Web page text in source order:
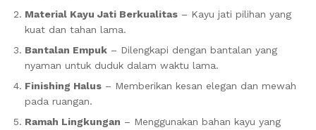
Material Kayu Jati Berkualitas – Kayu jati pilihan yang
kuat dan tahan lama.
Bantalan Empuk – Dilengkapi dengan bantalan yang
nyaman untuk duduk dalam waktu lama.
Finishing Halus – Memberikan kesan elegan dan mewah
pada ruangan.
Ramah Lingkungan – Menggunakan bahan kayu yang